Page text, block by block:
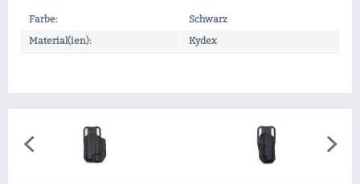
Farbe:
Schwarz
Material(ien):
Kydex